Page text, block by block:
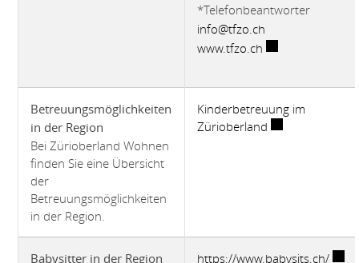
*Telefonbeantworter
info@tfzo.ch
www.tfzo.ch
Betreuungsmöglichkeiten
in der Region
Bei Zürioberland Wohnen
finden Sie eine Übersicht
der
Betreuungsmöglichkeiten
in der Region.
Kinderbetreuung im
Zürioberland
Babysitter in der Region https://www.babysits.ch/